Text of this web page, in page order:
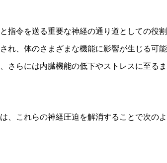
指令を送る重要な神経の通り道としての役
れ、体のさまざまな機能に影響が生じる可
さらには内臓機能の低下やストレスに至る
、これらの神経圧迫を解消することで次の